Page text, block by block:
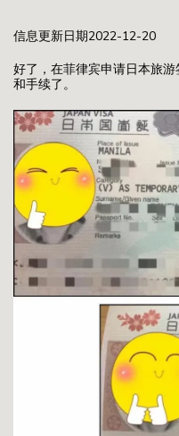
信息更新日期2022-12-20
好了，在菲律宾申请日本旅
和手续了。